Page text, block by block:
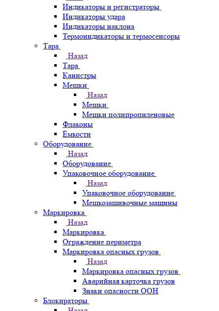
Индикаторы и регистраторы
Индикаторы удара
Индикаторы наклона
Термоиндикаторы и термосенсоры
Тара
Назад
Тара
Канистры
Мешки
Назад
Мешки
Мешки полипропиленовые
Флаконы
Ёмкости
Оборудование
Назад
Оборудование
Упаковочное оборудование
Назад
Упаковочное оборудование
Мешкозашивочные машины
Маркировка
Назад
Маркировка
Ограждение периметра
Маркировка опасных грузов
Назад
Маркировка опасных грузов
Аварийная карточка грузов
Знаки опасности ООН
Блокираторы